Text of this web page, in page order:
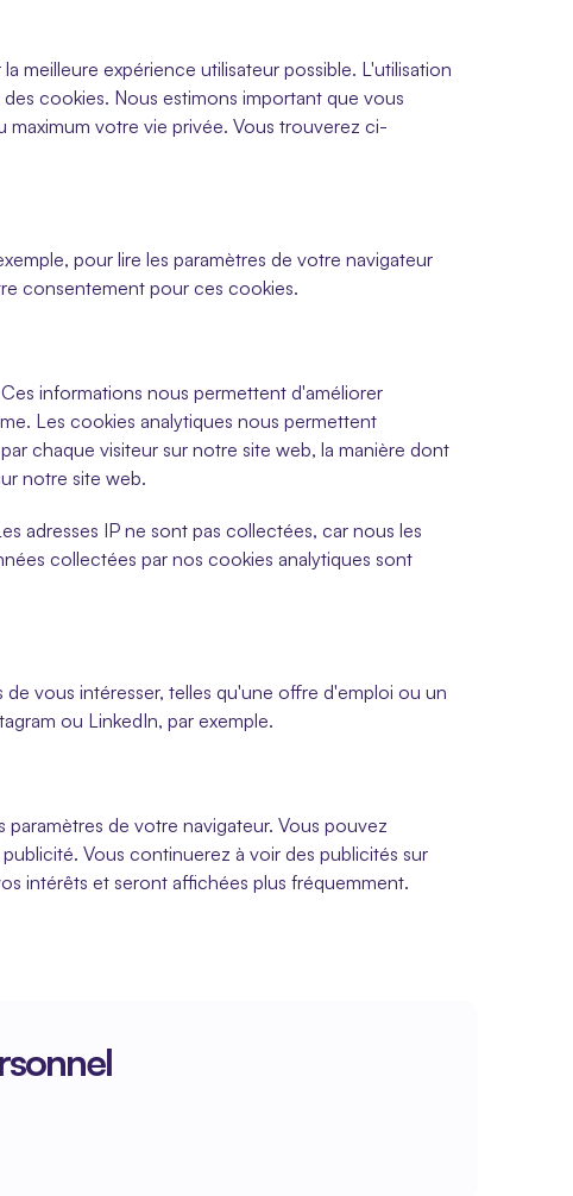
meilleure expérience utilisateur possible. L'utilisation
cookies. Nous estimons important que vous
votre vie privée. Vous trouverez ci-
pour lire les paramètres de votre navigateur
consentement pour ces cookies.
informations nous permettent d'améliorer
Les cookies analytiques nous permettent
chaque visiteur sur notre site web, la manière dont
notre site web.
adresses IP ne sont pas collectées, car nous les
collectées par nos cookies analytiques sont
vous intéresser, telles qu'une offre d'emploi ou un
ou LinkedIn, par exemple.
de votre navigateur. Vous pouvez
Vous continuerez à voir des publicités sur
intérêts et seront affichées plus fréquemment.